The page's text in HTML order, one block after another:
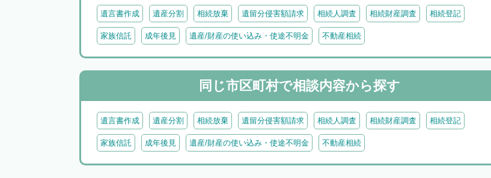
遺言書作成 遺産分割 相続放棄 遺留分侵害額請求 相続人調査 相続財産調査 相続登記
家族信託 成年後見 遺産/財産の使い込み・使途不明金 不動産相続
同じ市区町村で相談内容から探す
遺言書作成 遺産分割 相続放棄 遺留分侵害額請求 相続人調査 相続財産調査 相続登記
家族信託 成年後見 遺産/財産の使い込み・使途不明金 不動産相続